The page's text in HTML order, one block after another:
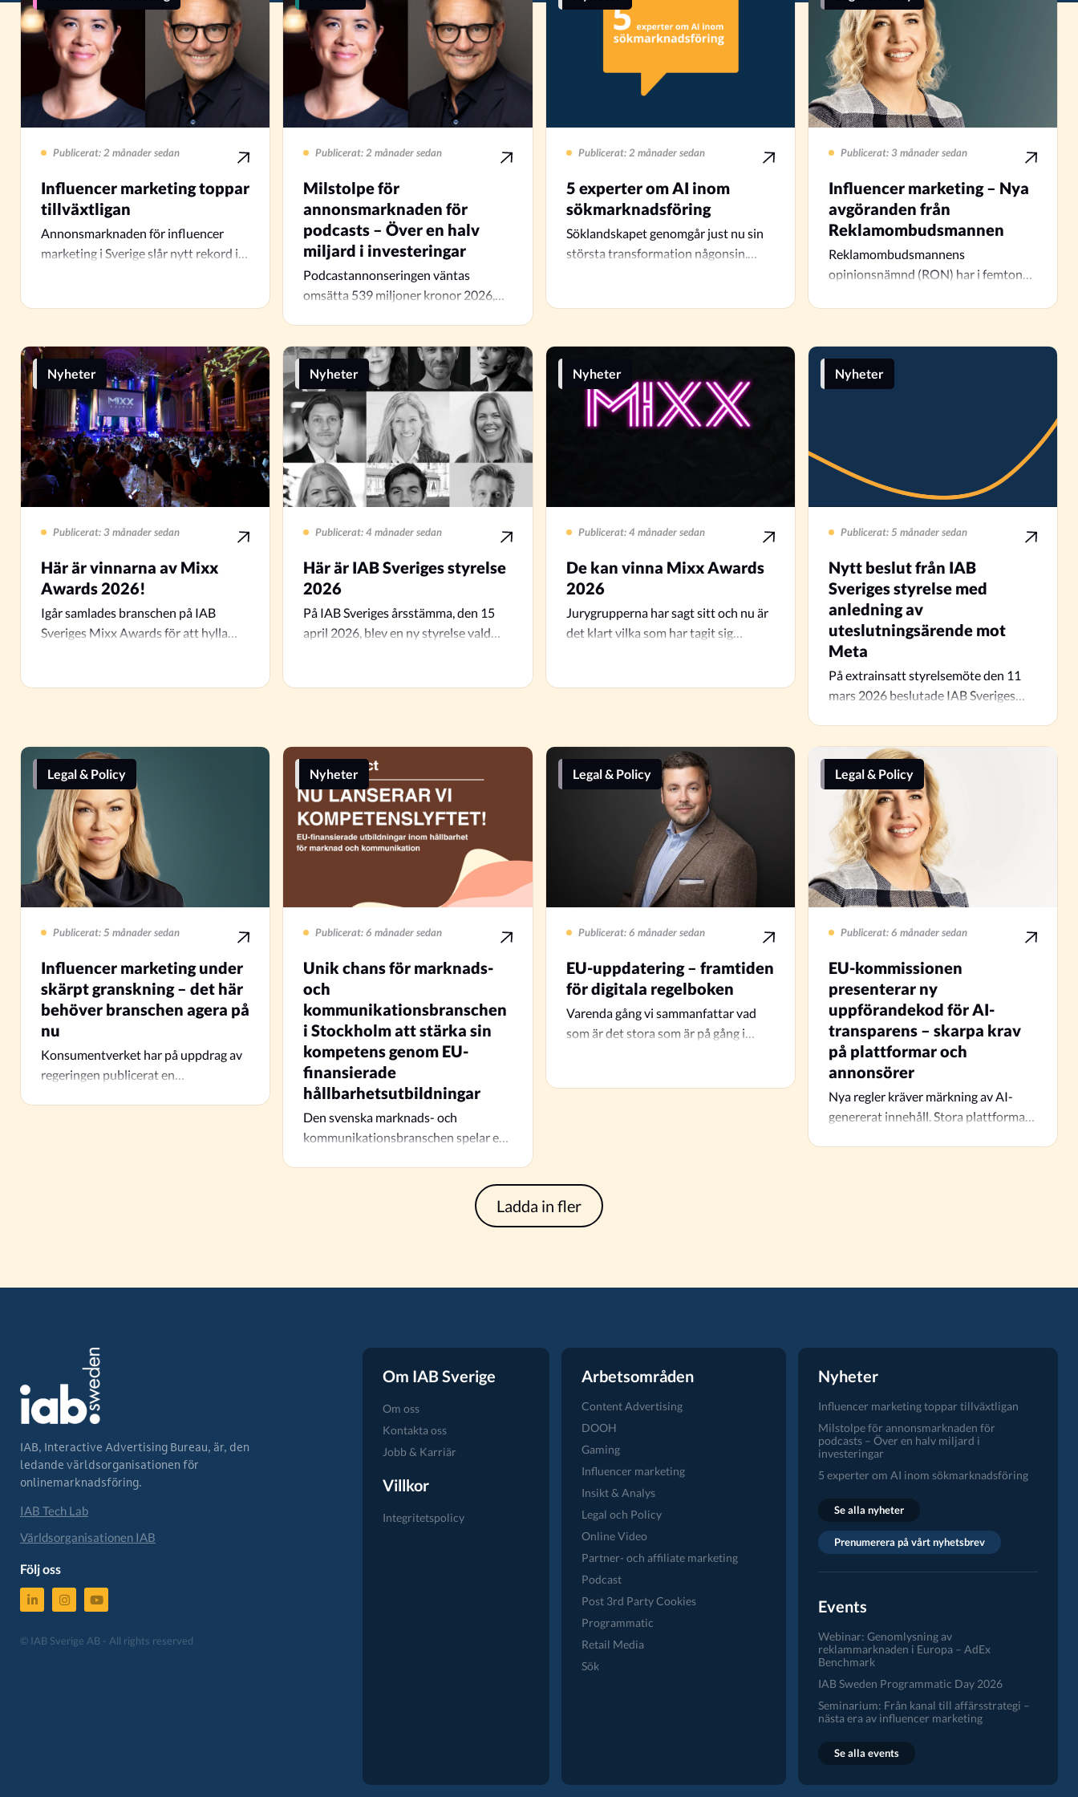
Publicerat: 2 månader sedan
Influencer marketing toppar
tillväxtligan
Annonsmarknaden för influencer
marketing i Sverige slår nytt rekord i
Publicerat: 2 månader sedan
Milstolpe för
annonsmarknaden för
podcasts – Över en halv
miljard i investeringar
Podcastannonseringen väntas
omsätta 539 miljoner kronor 2026,
Publicerat: 2 månader sedan
5 experter om AI inom
sökmarknadsföring
Söklandskapet genomgår just nu sin
största transformation någonsin.
Publicerat: 3 månader sedan
Influencer marketing – Nya
avgöranden från
Reklamombudsmannen
Reklamombudsmannens
opinionsnämnd (RON) har i femton
Nyheter
Publicerat: 3 månader sedan
Här är vinnarna av Mixx
Awards 2026!
Igår samlades branschen på IAB
Sveriges Mixx Awards för att hylla
Nyheter
Publicerat: 4 månader sedan
Här är IAB Sveriges styrelse
2026
På IAB Sveriges årsstämma, den 15
april 2026, blev en ny styrelse vald
Nyheter
Publicerat: 4 månader sedan
De kan vinna Mixx Awards
2026
Jurygrupperna har sagt sitt och nu är
det klart vilka som har tagit sig…
Nyheter
Publicerat: 5 månader sedan
Nytt beslut från IAB
Sveriges styrelse med
anledning av
uteslutningsärende mot
Meta
På extrainsatt styrelsemöte den 11
mars 2026 beslutade IAB Sveriges
Legal & Policy
Publicerat: 5 månader sedan
Influencer marketing under
skärpt granskning – det här
behöver branschen agera på
nu
Konsumentverket har på uppdrag av
regeringen publicerat en
Nyheter
Publicerat: 6 månader sedan
Unik chans för marknads-
och
kommunikationsbranschen
i Stockholm att stärka sin
kompetens genom EU-
finansierade
hållbarhetsutbildningar
Den svenska marknads- och
kommunikationsbranschen spelar en
Legal & Policy
Publicerat: 6 månader sedan
EU-uppdatering – framtiden
för digitala regelboken
Varenda gång vi sammanfattar vad
som är det stora som är på gång i…
Legal & Policy
Publicerat: 6 månader sedan
EU-kommissionen
presenterar ny
uppförandekod för AI-
transparens – skarpa krav
på plattformar och
annonsörer
Nya regler kräver märkning av AI-
genererat innehåll. Stora plattformar
Ladda in fler
IAB, Interactive Advertising Bureau, är, den
ledande världsorganisationen för
onlinemarknadsföring.
IAB Tech Lab
Världsorganisationen IAB
Följ oss
© IAB Sverige AB - All rights reserved
Om IAB Sverige
Om oss
Kontakta oss
Jobb & Karriär
Villkor
Integritetspolicy
Arbetsområden
Content Advertising
DOOH
Gaming
Influencer marketing
Insikt & Analys
Legal och Policy
Online Video
Partner- och affiliate marketing
Podcast
Post 3rd Party Cookies
Programmatic
Retail Media
Sök
Nyheter
Influencer marketing toppar tillväxtligan
Milstolpe för annonsmarknaden för
podcasts – Över en halv miljard i
investeringar
5 experter om AI inom sökmarknadsföring
Se alla nyheter
Prenumerera på vårt nyhetsbrev
Events
Webinar: Genomlysning av
reklammarknaden i Europa – AdEx
Benchmark
IAB Sweden Programmatic Day 2026
Seminarium: Från kanal till affärsstrategi –
nästa era av influencer marketing
Se alla events